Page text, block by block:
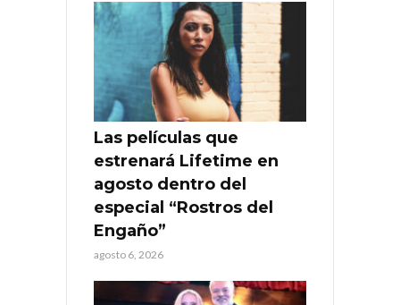
Las películas que
estrenará Lifetime en
agosto dentro del
especial “Rostros del
Engaño”
agosto 6, 2026